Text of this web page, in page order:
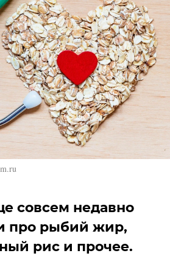
совсем недавно
про рыбий жир,
рис и прочее.